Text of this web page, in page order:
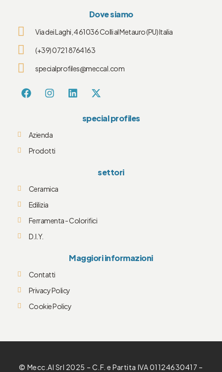
Dove siamo
Via dei Laghi, 4 61036 Colli al Metauro (PU) Italia
(+39) 0721 8764163
specialprofiles@meccal.com
special profiles
Azienda
Prodotti
settori
Ceramica
Edilizia
Ferramenta - Colorifici
D.I.Y.
Maggiori informazioni
Contatti
Privacy Policy
Cookie Policy
© Mecc.Al Srl 2025 – C.F. e Partita IVA 01124630417 –